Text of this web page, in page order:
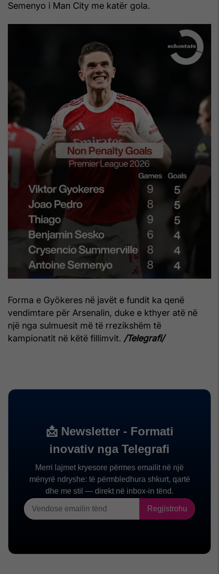
Semenyo i Man City me katër gola.
Forma e Gyökeres në javët e fundit ka qenë
vendimtare për Arsenalin, duke e kthyer atë në
një nga sulmuesit më të rrezikshëm të
kampionatit në këtë fillimvit. /Telegrafi/